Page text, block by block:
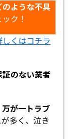
ような不具
ク！
くはコチラ
証のない業者
万が一トラブ
多く、泣き